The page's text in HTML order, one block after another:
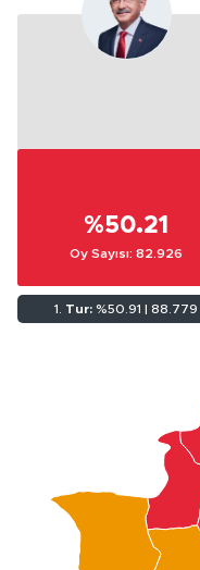
%50.21
Oy Sayısı: 82.926
1. Tur: %50.91 | 88.779